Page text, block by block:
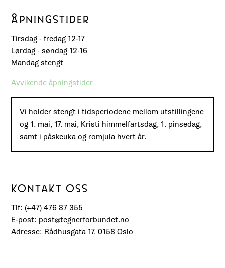
ÅPNINGSTIDER
Tirsdag - fredag 12-17
Lørdag - søndag 12-16
Mandag stengt
Avvikende åpningstider
Vi holder stengt i tidsperiodene mellom utstillingene
og 1. mai, 17. mai, Kristi himmelfartsdag, 1. pinsedag,
samt i påskeuka og romjula hvert år.
KONTAKT OSS
Tlf: (+47) 476 87 355
E-post: post@tegnerforbundet.no
Adresse: Rådhusgata 17, 0158 Oslo